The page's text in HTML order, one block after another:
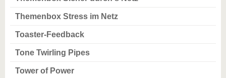
Themenbox Stress im Netz
Toaster-Feedback
Tone Twirling Pipes
Tower of Power